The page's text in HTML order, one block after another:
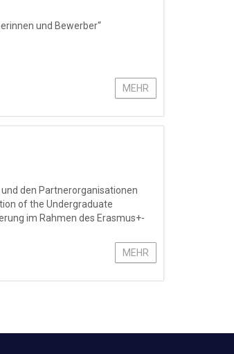
und Bewerber“
MEHR
den Partnerorganisationen
of the Undergraduate
im Rahmen des Erasmus+-
MEHR